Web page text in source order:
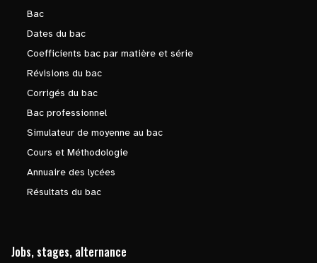
Bac
Dates du bac
Coefficients bac par matière et série
Révisions du bac
Corrigés du bac
Bac professionnel
Simulateur de moyenne au bac
Cours et Méthodologie
Annuaire des lycées
Résultats du bac
Jobs, stages, alternance